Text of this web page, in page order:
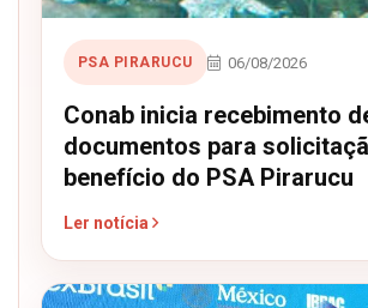
PSA PIRARUCU 06/08/2026
Conab inicia recebimento
documentos para
benefício do PSA Pirarucu
Ler notícia